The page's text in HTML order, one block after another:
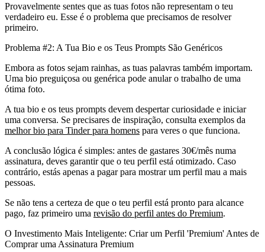
Provavelmente sentes que as tuas fotos não representam o teu
verdadeiro eu. Esse é o problema que precisamos de resolver
primeiro.
Problema #2: A Tua Bio e os Teus Prompts São Genéricos
Embora as fotos sejam rainhas, as tuas palavras também importam.
Uma bio preguiçosa ou genérica pode anular o trabalho de uma
ótima foto.
A tua bio e os teus prompts devem despertar curiosidade e iniciar
uma conversa. Se precisares de inspiração, consulta exemplos da
melhor bio para Tinder para homens para veres o que funciona.
A conclusão lógica é simples: antes de gastares 30€/mês numa
assinatura, deves garantir que o teu perfil está otimizado. Caso
contrário, estás apenas a pagar para mostrar um perfil mau a mais
pessoas.
Se não tens a certeza de que o teu perfil está pronto para alcance
pago, faz primeiro uma revisão do perfil antes do Premium.
O Investimento Mais Inteligente: Criar um Perfil 'Premium' Antes de
Comprar uma Assinatura Premium